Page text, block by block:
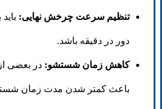
تنظیم سرعت چرخش نهایی:
دور در دقیقه باشد.
کاهش زمان شستشو: در بعضی
باعث کمتر شدن مدت زمان